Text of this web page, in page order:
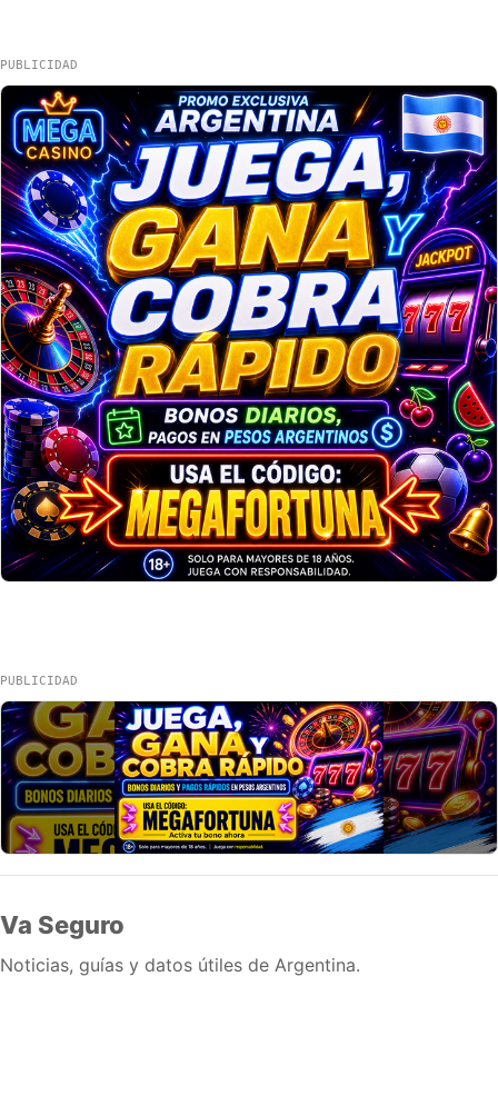
PUBLICIDAD
PUBLICIDAD
Va Seguro
Noticias, guías y datos útiles de Argentina.